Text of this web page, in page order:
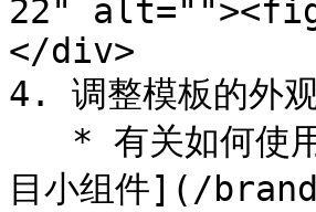
22"
</div>
4. 调整模板的外观
目小组件](/